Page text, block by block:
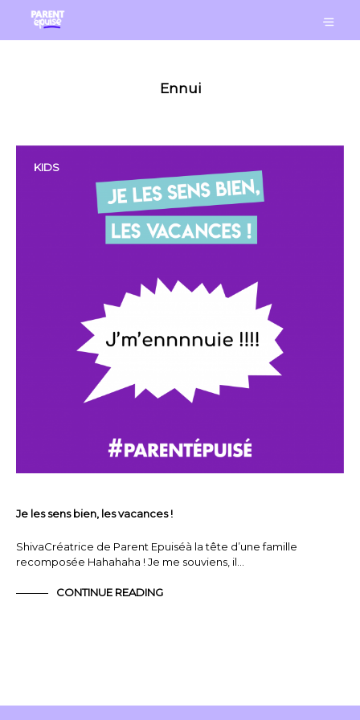
Ennui
KIDS
Je les sens bien, les vacances !
ShivaCréatrice de Parent Epuiséà la tête d’une famille
recomposée Hahahaha ! Je me souviens, il…
CONTINUE READING